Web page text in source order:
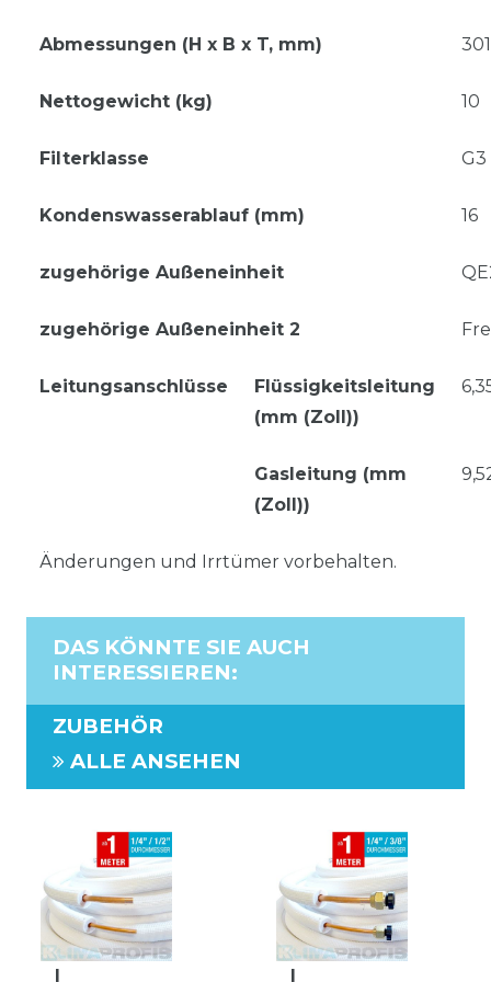
Abmessungen (H x B x T, mm)
Nettogewicht (kg) 10
Filterklasse G3
Kondenswasserablauf (mm) 16
zugehörige Außeneinheit
zugehörige Außeneinheit 2
Leitungsanschlüsse
Flüssigkeitsleitung
(mm (Zoll))
Gasleitung (mm
(Zoll))
Änderungen und Irrtümer vorbehalten.
DAS KÖNNTE SIE AUCH
INTERESSIEREN:
ZUBEHÖR
ALLE ANSEHEN
I
I